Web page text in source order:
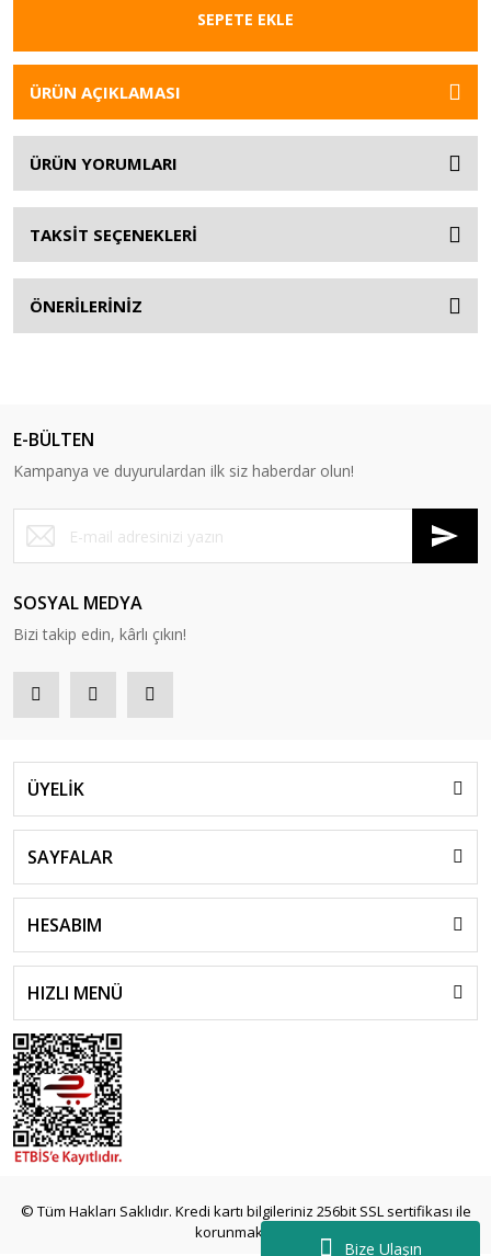
Bize Ulaşın
SEPETE EKLE
ÜRÜN AÇIKLAMASI
ÜRÜN YORUMLARI
TAKSİT SEÇENEKLERİ
ÖNERİLERİNİZ
E-BÜLTEN
Kampanya ve duyurulardan ilk siz haberdar olun!
SOSYAL MEDYA
Bizi takip edin, kârlı çıkın!
ÜYELİK
SAYFALAR
HESABIM
HIZLI MENÜ
© Tüm Hakları Saklıdır. Kredi kartı bilgileriniz 256bit SSL sertifikası ile
korunmaktadır.